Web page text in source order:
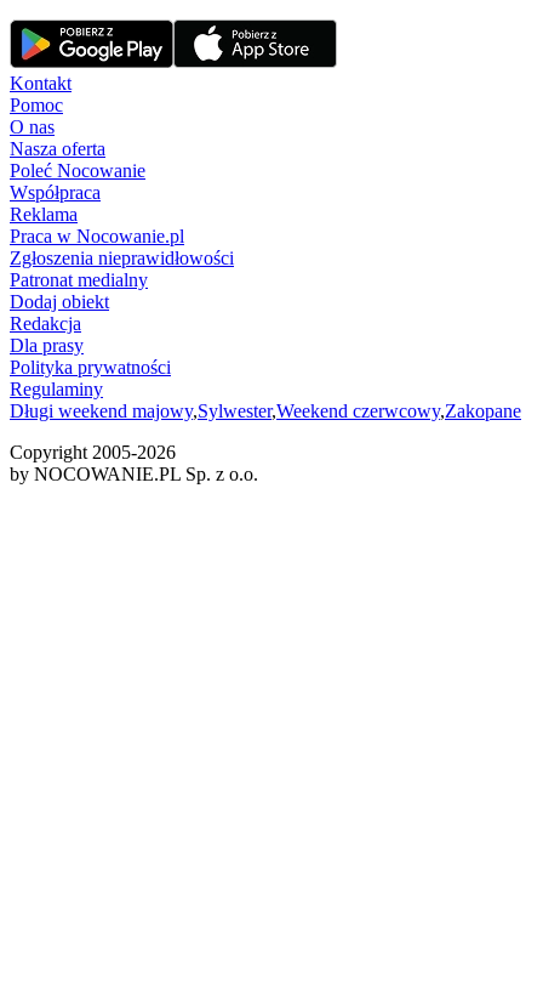
Kontakt
Pomoc
O nas
Nasza oferta
Poleć Nocowanie
Współpraca
Reklama
Praca w Nocowanie.pl
Zgłoszenia nieprawidłowości
Patronat medialny
Dodaj obiekt
Redakcja
Dla prasy
Polityka prywatności
Regulaminy
Długi weekend majowy,Sylwester,Weekend czerwcowy,Zakopane
Copyright 2005-2026
by NOCOWANIE.PL Sp. z o.o.